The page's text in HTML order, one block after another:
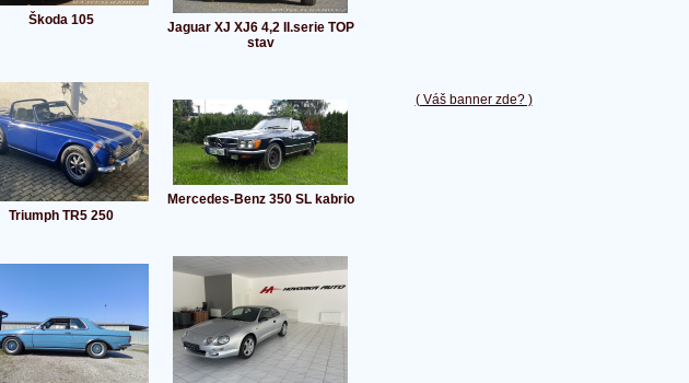
( Váš banner zde? )
Škoda 105
Jaguar XJ XJ6 4,2 II.serie TOP
stav
Triumph TR5 250
Mercedes-Benz 350 SL kabrio